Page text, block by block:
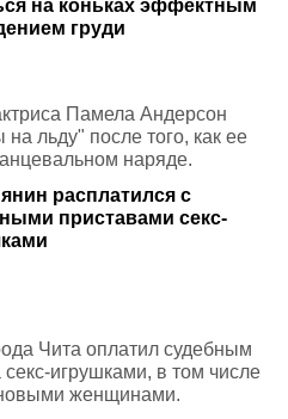
на коньках эффектным
груди
Памела Андерсон
льду" после того, как ее
наряде.
расплатился с
приставами секс-
Чита оплатил судебным
секс-игрушками, в том числе
женщинами.